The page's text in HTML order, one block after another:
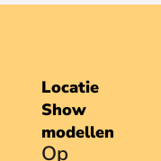
Locatie
Show
modellen
Op